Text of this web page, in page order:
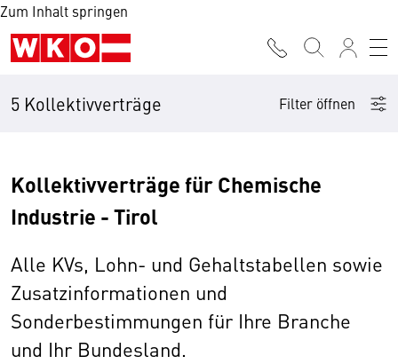
Zum Inhalt springen
5 Kollektivverträge Filter öffnen
Kollektivverträge für Chemische
Industrie - Tirol
Alle KVs, Lohn- und Gehaltstabellen sowie
Zusatzinformationen und
Sonderbestimmungen für Ihre Branche
und Ihr Bundesland.